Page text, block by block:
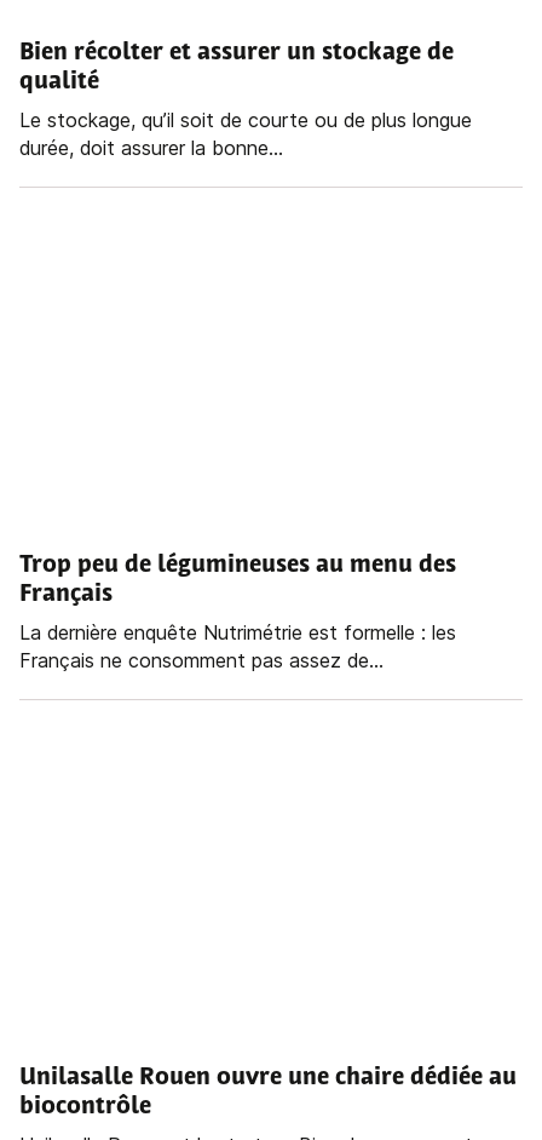
Bien récolter et assurer un stockage de
qualité
Le stockage, qu’il soit de courte ou de plus longue
durée, doit assurer la bonne...
Trop peu de légumineuses au menu des
Français
La dernière enquête Nutrimétrie est formelle : les
Français ne consomment pas assez de...
Unilasalle Rouen ouvre une chaire dédiée au
biocontrôle